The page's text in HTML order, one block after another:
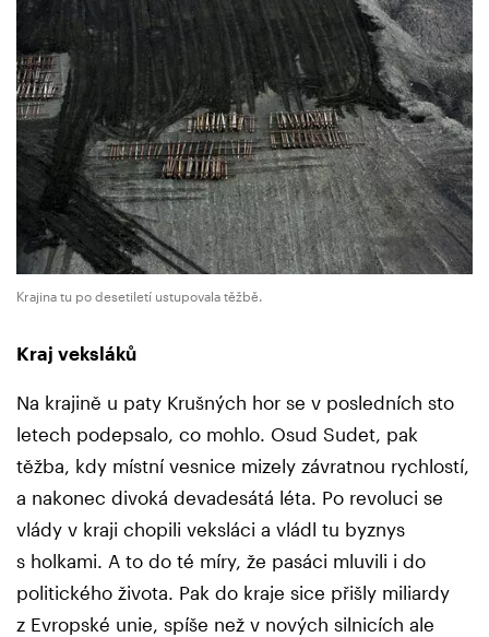
Krajina tu po desetiletí ustupovala těžbě.
Kraj veksláků
Na krajině u paty Krušných hor se v posledních sto
letech podepsalo, co mohlo. Osud Sudet, pak
těžba, kdy místní vesnice mizely závratnou rychlostí,
a nakonec divoká devadesátá léta. Po revoluci se
vlády v kraji chopili veksláci a vládl tu byznys
s holkami. A to do té míry, že pasáci mluvili i do
politického života. Pak do kraje sice přišly miliardy
z Evropské unie, spíše než v nových silnicích ale